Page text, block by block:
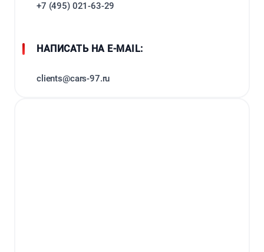
+7 (495) 021-63-29
НАПИСАТЬ НА E-MAIL:
clients@cars-97.ru